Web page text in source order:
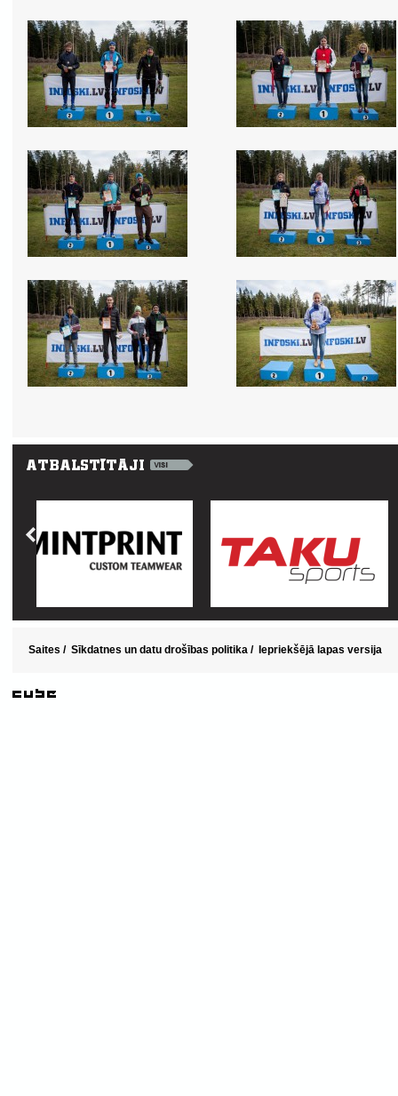
Saites / Sīkdatnes un datu drošības politika / Iepriekšējā lapas versija